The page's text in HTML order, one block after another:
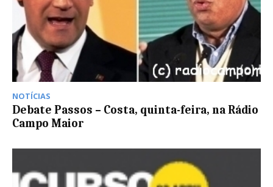
NOTÍCIAS
Debate Passos – Costa, quinta-feira, na Rádio
Campo Maior